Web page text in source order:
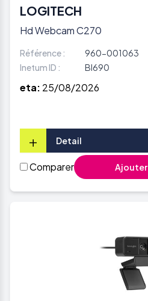
LOGITECH
Hd Webcam C270
Référence :
960-001063
Inetum ID :
BI690
eta: 25/08/2026
+ Detail
Comparer Ajouter